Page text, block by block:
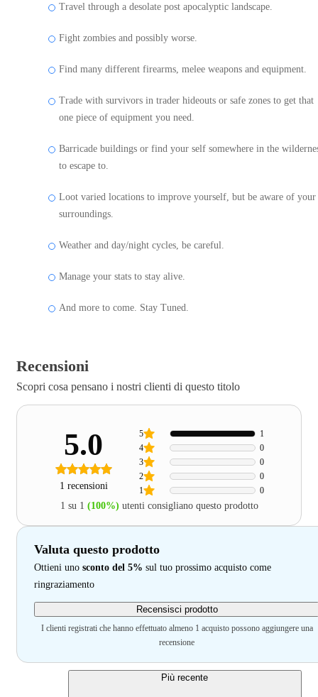
Travel through a desolate post apocalyptic landscape.
Fight zombies and possibly worse.
Find many different firearms, melee weapons and equipment.
Trade with survivors in trader hideouts or safe zones to get that
one piece of equipment you need.
Barricade buildings or find your self somewhere in the
to escape to.
Loot varied locations to improve yourself, but be aware of your
surroundings.
Weather and day/night cycles, be careful.
Manage your stats to stay alive.
And more to come. Stay Tuned.
Recensioni
Scopri cosa pensano i nostri clienti di questo titolo
5.0
1 recensioni 1 0
2 0
3 0
4 0
5 1
1 su 1 (100%) utenti consigliano questo prodotto
Valuta questo prodotto
Ottieni uno sconto del 5% sul tuo prossimo acquisto come
ringraziamento
Recensisci prodotto
I clienti registrati che hanno effettuato almeno 1 acquisto possono aggiungere una
recensione
Più recente